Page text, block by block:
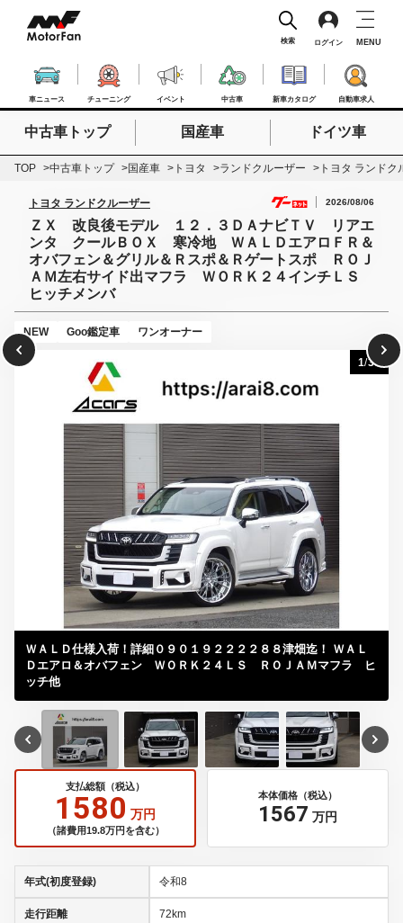
車ニュース チューニング イベント 中古車 新車カタログ 自動車求人
検索 ログイン MENU
検索したいキーワードを入力
検索
中古車トップ 国産車 ドイツ車
TOP 中古車トップ 国産車 トヨタ ランドクルーザー トヨタ ランド
トヨタ ランドクルーザー 2026/08/06
ＺＸ 改良後モデル １２．３ＤＡナビＴＶ リアエ
ンタ クールＢＯＸ 寒冷地 ＷＡＬＤエアロＦＲ＆
オバフェン＆グリル＆Ｒスポ＆Ｒゲートスポ ＲＯＪ
ＡＭ左右サイド出マフラ ＷＯＲＫ２４インチＬＳ
ヒッチメンバ
NEW Goo鑑定車 ワンオーナー
ＷＡＬＤ仕様入荷！詳細０９０１９２２２２８８津畑迄！ ＷＡＬ
Ｄエアロ＆オバフェン ＷＯＲＫ２４ＬＳ ＲＯＪＡＭマフラ ヒ
ッチ他
1/38
支払総額（税込）
1580 万円
（諸費用19.8万円を含む）
本体価格（税込）
1567 万円
年式(初度登録) 令和8
走行距離 72km